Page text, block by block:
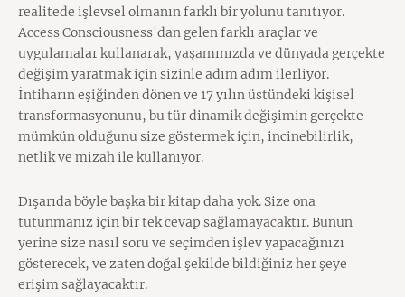
realitede işlevsel olmanın farklı bir yolunu tanıtıyor.
Access Consciousness'dan gelen farklı araçlar ve
uygulamalar kullanarak, yaşamınızda ve dünyada gerçekte
değişim yaratmak için sizinle adım adım ilerliyor.
İntiharın eşiğinden dönen ve 17 yılın üstündeki kişisel
transformasyonunu, bu tür dinamik değişimin gerçekte
mümkün olduğunu size göstermek için, incinebilirlik,
netlik ve mizah ile kullanıyor.
Dışarıda böyle başka bir kitap daha yok. Size ona
tutunmanız için bir tek cevap sağlamayacaktır. Bunun
yerine size nasıl soru ve seçimden işlev yapacağınızı
gösterecek, ve zaten doğal şekilde bildiğiniz her şeye
erişim sağlayacaktır.